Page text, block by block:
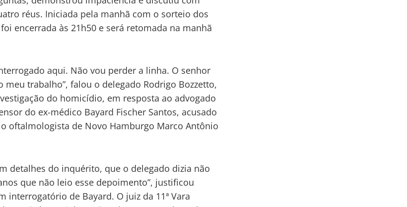
réus. Iniciada pela manhã com o sorteio dos
encerrada às 21h50 e será retomada na manhã
aqui. Não vou perder a linha. O senhor
meu trabalho”, falou o delegado Rodrigo Bozzetto,
do homicídio, em resposta ao advogado
do ex-médico Bayard Fischer Santos, acusado
oftalmologista de Novo Hamburgo Marco Antônio
detalhes do inquérito, que o delegado dizia não
que não leio esse depoimento”, justificou
interrogatório de Bayard. O juiz da 11ª Vara